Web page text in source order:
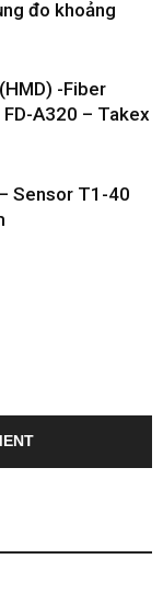
đo khoảng
-Fiber
A320 – Takex
Sensor T1-40